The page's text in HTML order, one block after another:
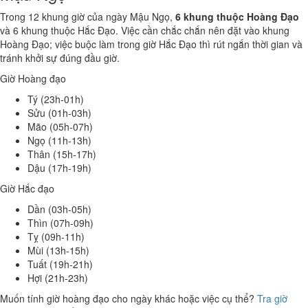
Trong 12 khung giờ của ngày Mậu Ngọ, 6 khung thuộc Hoàng Đạo
và 6 khung thuộc Hắc Đạo. Việc cần chắc chắn nên đặt vào khung
Hoàng Đạo; việc buộc làm trong giờ Hắc Đạo thì rút ngắn thời gian và
tránh khởi sự đúng đầu giờ.
Giờ Hoàng đạo
Tý (23h-01h)
Sửu (01h-03h)
Mão (05h-07h)
Ngọ (11h-13h)
Thân (15h-17h)
Dậu (17h-19h)
Giờ Hắc đạo
Dần (03h-05h)
Thìn (07h-09h)
Tỵ (09h-11h)
Mùi (13h-15h)
Tuất (19h-21h)
Hợi (21h-23h)
Muốn tính giờ hoàng đạo cho ngày khác hoặc việc cụ thể? Tra giờ